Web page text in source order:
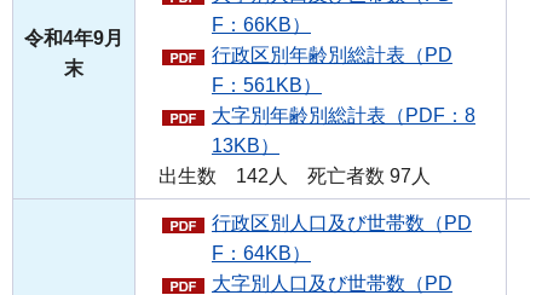
令和4年9月
末
F：66KB）
行政区別年齢別総計表（PD
F：561KB）
大字別年齢別総計表（PDF：8
13KB）
出生数 142人 死亡者数 97人
行政区別人口及び世帯数（PD
F：64KB）
大字別人口及び世帯数（PD